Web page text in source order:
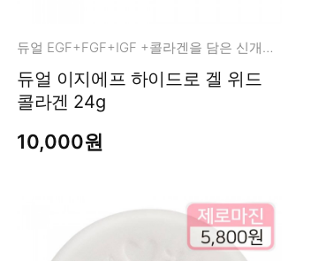
듀얼 EGF+FGF+IGF +콜라겐을 담은 신개념 에이징 멀티 케어
듀얼 이지에프 하이드로 겔 위드
콜라겐 24g
10,000원